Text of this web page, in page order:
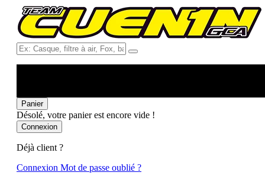
Ex:
Casque,
Fox,
...
Panier
Désolé, votre panier est encore vide !
Connexion
Déjà client ?
Connexion Mot de passe oublié ?